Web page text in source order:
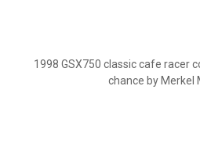
1998 GSX750 classic cafe racer
chance by Merkel